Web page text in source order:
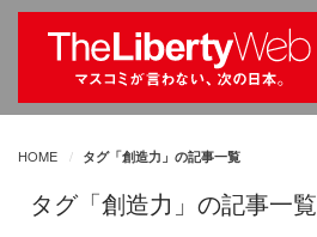
HOME タグ「創造力」の記事一覧
タグ「創造力」の記事一覧